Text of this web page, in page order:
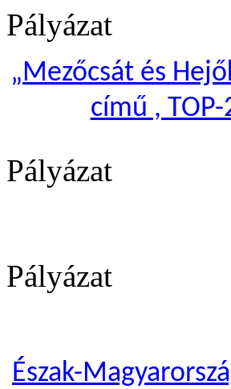
Pályázat
„Mezőcsát és
című ,
Pályázat
Pályázat
Észak-